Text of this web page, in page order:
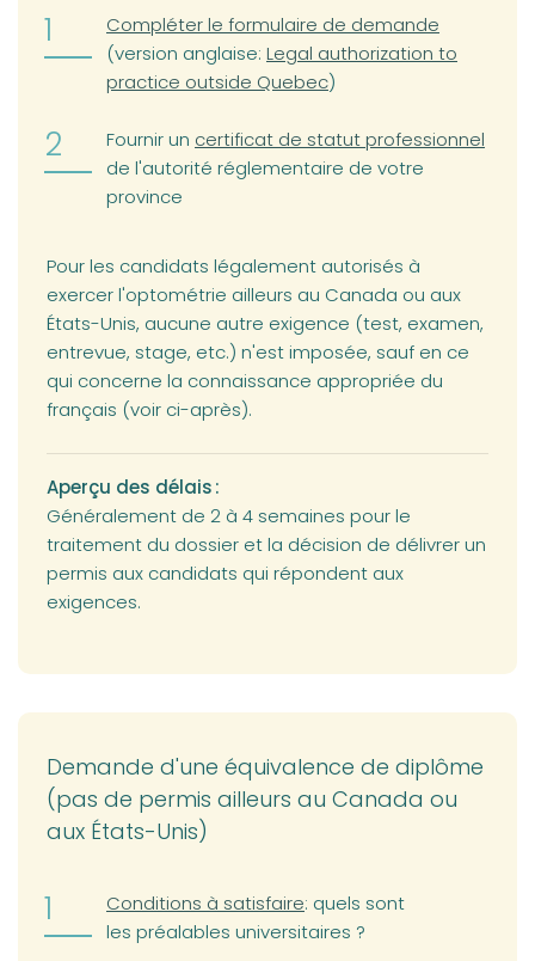
(opens in a new tab)
Compléter le formulaire de demande
(version anglaise: (opens in a new tab)
Legal authorization to
practice outside Quebec)
Fournir un (opens in a new tab)
certificat de statut professionnel
de l'autorité réglementaire de votre
province
Pour les candidats légalement autorisés à
exercer l'optométrie ailleurs au Canada ou aux
États-Unis, aucune autre exigence (test, examen,
entrevue, stage, etc.) n'est imposée, sauf en ce
qui concerne la connaissance appropriée du
français (voir ci-après).
Aperçu des délais :
Généralement de 2 à 4 semaines pour le
traitement du dossier et la décision de délivrer un
permis aux candidats qui répondent aux
exigences.
Demande d'une équivalence de diplôme
(pas de permis ailleurs au Canada ou
aux États-Unis)
Conditions à satisfaire: quels sont
les préalables universitaires ?